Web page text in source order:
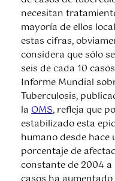
necesitan
mayoría de ellos
estas cifras,
considera que sólo
seis de cada 10
Informe Mundial
Tuberculosis,
laOMS, refleja que
estabilizado esta
humano desde hace
porcentaje de
constante de 2004 a